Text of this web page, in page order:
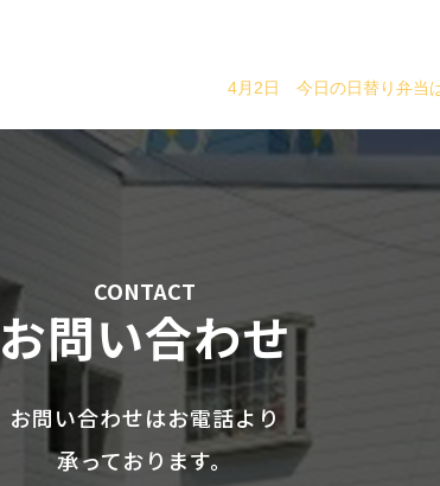
4月2日 今日の日替り弁当
CONTACT
お問い合わせ
お問い合わせはお電話より
承っております。